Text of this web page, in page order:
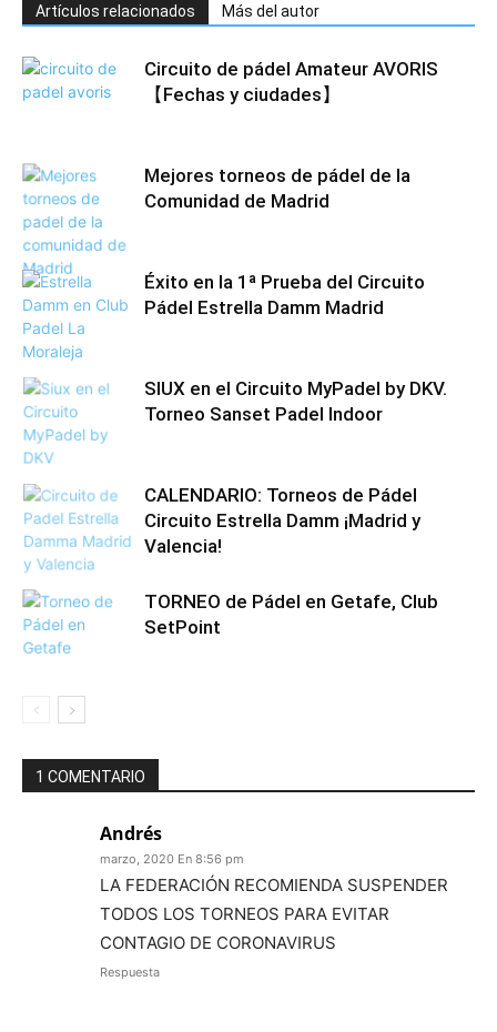
Artículos relacionados Más del autor
Circuito de pádel Amateur AVORIS
【Fechas y ciudades】
Mejores torneos de pádel de la
Comunidad de Madrid
Éxito en la 1ª Prueba del Circuito
Pádel Estrella Damm Madrid
SIUX en el Circuito MyPadel by DKV.
Torneo Sanset Padel Indoor
CALENDARIO: Torneos de Pádel
Circuito Estrella Damm ¡Madrid y
Valencia!
TORNEO de Pádel en Getafe, Club
SetPoint
1 COMENTARIO
Andrés
marzo, 2020 En 8:56 pm
LA FEDERACIÓN RECOMIENDA SUSPENDER
TODOS LOS TORNEOS PARA EVITAR
CONTAGIO DE CORONAVIRUS
Respuesta